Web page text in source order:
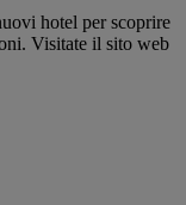
hotel per scoprire
Visitate il sito web